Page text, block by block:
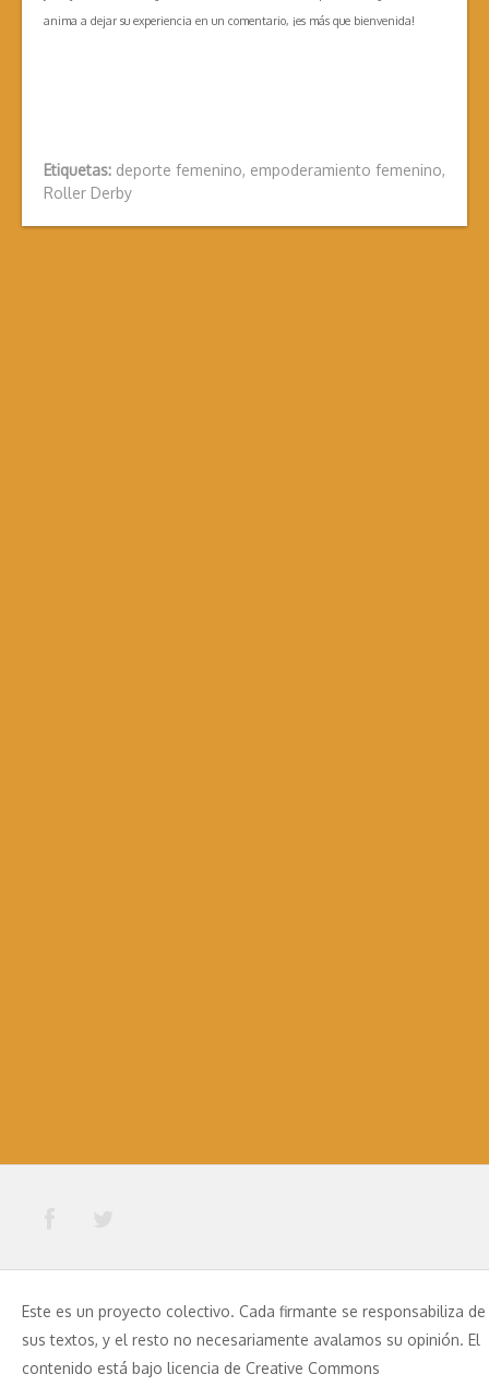
anima a dejar su experiencia en un comentario, ¡es más que bienvenida!
Etiquetas: deporte femenino, empoderamiento femenino,
Roller Derby
Este es un proyecto colectivo. Cada firmante se responsabiliza de
sus textos, y el resto no necesariamente avalamos su opinión. El
contenido está bajo licencia de Creative Commons